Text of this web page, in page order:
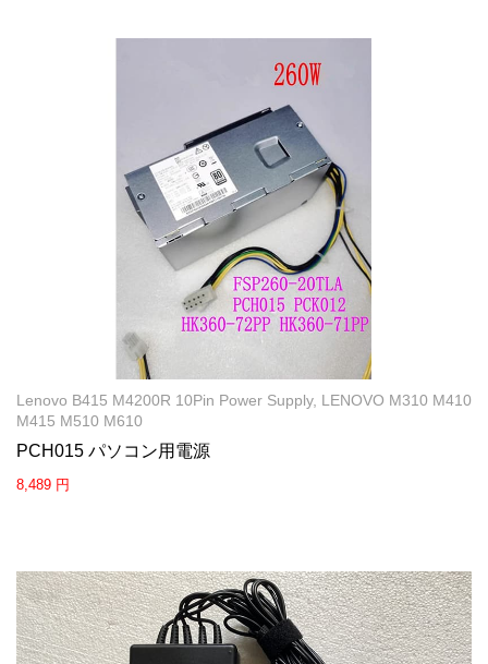
Lenovo B415 M4200R 10Pin Power Supply, LENOVO M310 M410
M415 M510 M610
PCH015 パソコン用電源
8,489 円